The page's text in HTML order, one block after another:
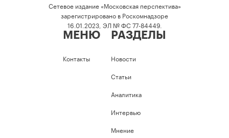
Сетевое издание «Московская перспектива»
зарегистрировано в Роскомнадзоре
16.01.2023, ЭЛ № ФС 77-84449.
МЕНЮ
Контакты
РАЗДЕЛЫ
Новости
Статьи
Аналитика
Интервью
Мнение